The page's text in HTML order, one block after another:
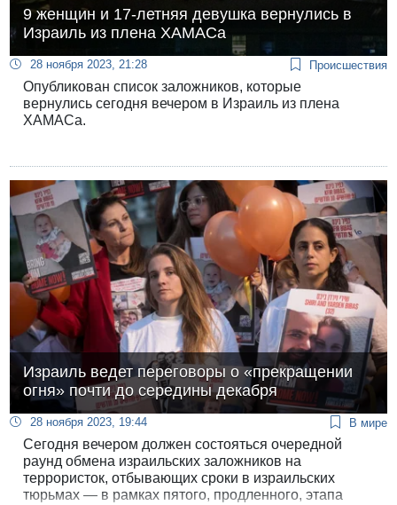
9 женщин и 17-летняя девушка вернулись в
Израиль из плена ХАМАСа
28 ноября 2023, 21:28 Происшествия
Опубликован список заложников, которые
вернулись сегодня вечером в Израиль из плена
ХАМАСа.
Израиль ведет переговоры о «прекращении
огня» почти до середины декабря
28 ноября 2023, 19:44 В мире
Сегодня вечером должен состояться очередной
раунд обмена израильских заложников на
террористок, отбывающих сроки в израильских
тюрьмах — в рамках пятого, продленного, этапа